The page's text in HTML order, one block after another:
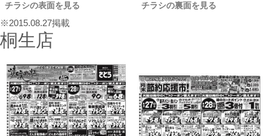
チラシの表面を見る チラシの裏面を見る
※2015.08.27掲載
桐生店